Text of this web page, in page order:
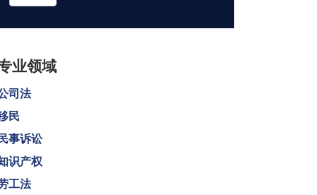
业领域
司法
民
民事诉讼
识产权
工法